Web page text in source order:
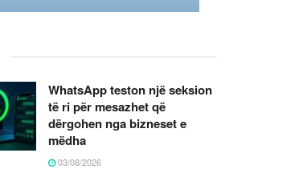
WhatsApp teston një seksion
të ri për mesazhet që
dërgohen nga bizneset e
mëdha
03/08/2026